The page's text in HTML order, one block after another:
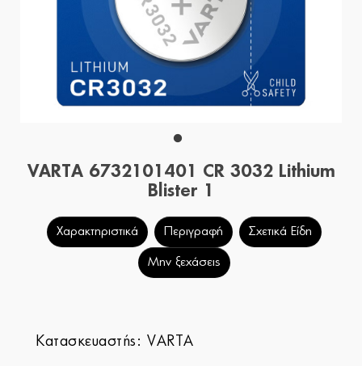
VARTA 6732101401 CR 3032 Lithium
Blister 1
Χαρακτηριστικά Περιγραφή Σχετικά Είδη
Μην ξεχάσεις
Κατασκευαστής:VARTA